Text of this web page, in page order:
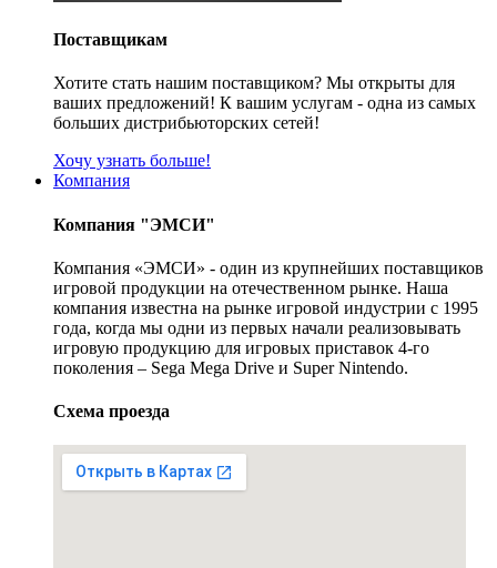
Поставщикам
Хотите стать нашим поставщиком? Мы открыты для
ваших предложений! К вашим услугам - одна из самых
больших дистрибьюторских сетей!
Хочу узнать больше!
Компания
Компания "ЭМСИ"
Компания «ЭМСИ» - один из крупнейших поставщиков
игровой продукции на отечественном рынке. Наша
компания известна на рынке игровой индустрии с 1995
года, когда мы одни из первых начали реализовывать
игровую продукцию для игровых приставок 4-го
поколения – Sega Mega Drive и Super Nintendo.
Схема проезда